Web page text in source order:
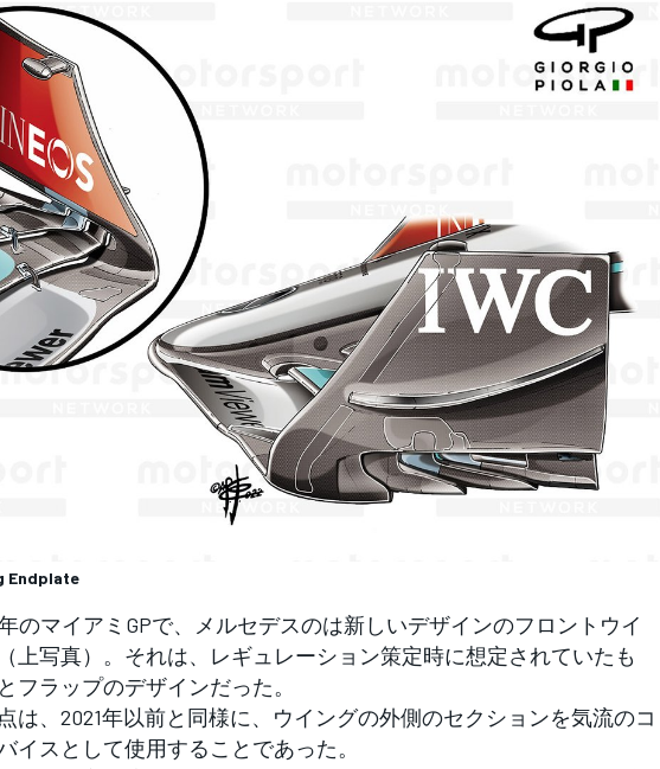
Endplate
のマイアミGPで、メルセデスのは新しいデザインのフロントウイ
上写真）。それは、レギュレーション策定時に想定されていたも
フラップのデザインだった。
は、2021年以前と同様に、ウイングの外側のセクションを気流のコ
イスとして使用することであった。